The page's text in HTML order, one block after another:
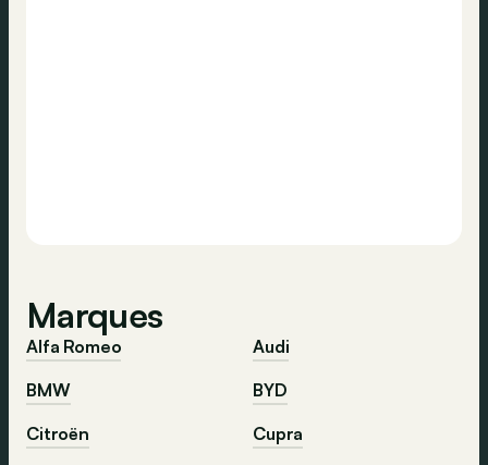
Marques
Alfa Romeo
Audi
BMW
BYD
Citroën
Cupra